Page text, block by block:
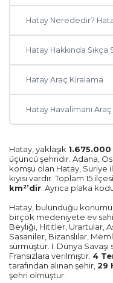
Hatay Nerededir?
Hatay Hakkında
Hatay Araç Kiralama
Hatay Havalimanı
Hatay, yaklaşık 1.675.000
üçüncü şehridir. Adana,
komşu olan Hatay, Suriye
kıyısı vardır. Toplam 15
km²’dir. Ayrıca plaka
Hatay, bulunduğu
birçok medeniyete ev
Beyliği, Hititler, Urartular,
Sasaniler, Bizanslılar,
sürmüştür. I. Dünya
Fransızlara verilmiştir. 4
tarafından alınan şehir,29
şehri olmuştur.
Zonguldak
Eskişehir
Malatya
Tekirdağ
Edirne